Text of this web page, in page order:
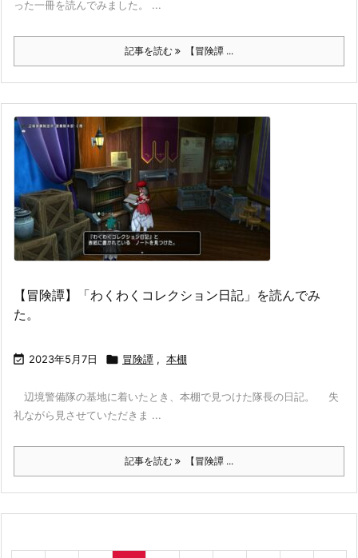
った一冊を読んでみました。 ...
記事を読む 【冒険譚 ...
【冒険譚】「わくわくコレクション日記」を読んでみ
た。
 2023年5月7日  冒険譚 , 本棚
辺境警備隊の基地に着いたとき、本棚で見つけた隊長の日記。 失
礼ながら見させていただきま ...
記事を読む 【冒険譚 ...